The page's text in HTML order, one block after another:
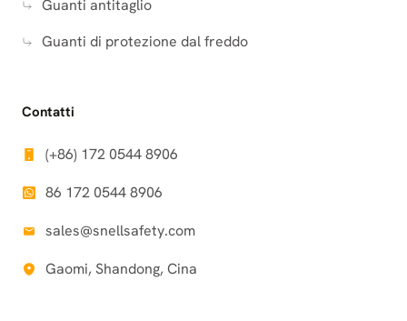
Guanti antitaglio
Guanti di protezione dal freddo
Contatti
(+86) 172 0544 8906
86 172 0544 8906
sales@snellsafety.com
Gaomi, Shandong, Cina